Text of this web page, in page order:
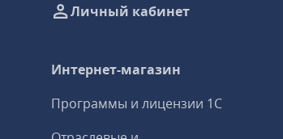
Личный кабинет
Интернет-магазин
Программы и лицензии 1С